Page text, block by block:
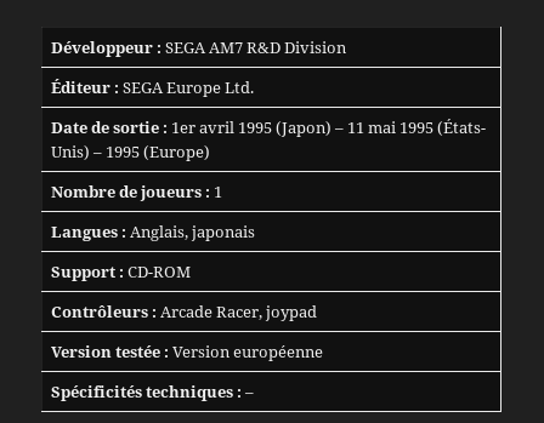
Développeur : SEGA AM7 R&D Division
Éditeur : SEGA Europe Ltd.
Date de sortie : 1er avril 1995 (Japon) – 11 mai 1995 (États-
Unis) – 1995 (Europe)
Nombre de joueurs : 1
Langues : Anglais, japonais
Support : CD-ROM
Contrôleurs : Arcade Racer, joypad
Version testée : Version européenne
Spécificités techniques : –